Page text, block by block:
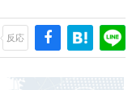
イターの青春〜
られるマンガ家・田中圭
ンガです。
反応